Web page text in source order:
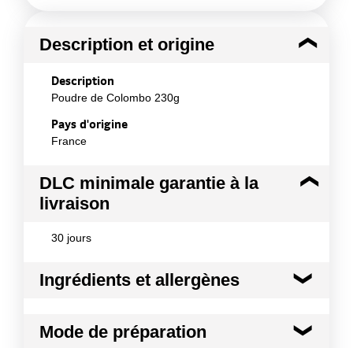
Description et origine
Description
Poudre de Colombo 230g
Pays d'origine
France
DLC minimale garantie à la
livraison
30 jours
Ingrédients et allergènes
Riz torréfié (29,5%), curcuma, graine de coriandre
Mode de préparation